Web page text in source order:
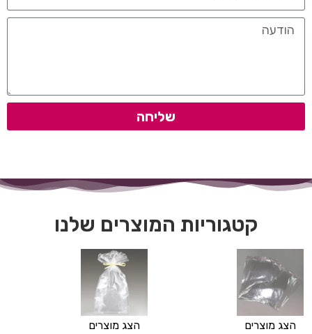
שליחה
קטגוריות המוצרים שלנו
הצג מוצרים הצג מוצרים